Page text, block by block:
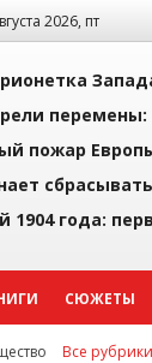
2026, пт
пожар
1904 года:
СЮЖЕТЫ
Все